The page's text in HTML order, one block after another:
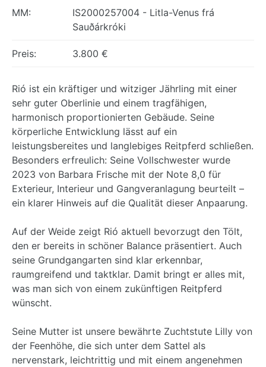
MM:
IS2000257004 - Litla-Venus frá
Sauðárkróki
Preis: 3.800 €
Rió ist ein kräftiger und witziger Jährling mit einer
sehr guter Oberlinie und einem tragfähigen,
harmonisch proportionierten Gebäude. Seine
körperliche Entwicklung lässt auf ein
leistungsbereites und langlebiges Reitpferd schließen.
Besonders erfreulich: Seine Vollschwester wurde
2023 von Barbara Frische mit der Note 8,0 für
Exterieur, Interieur und Gangveranlagung beurteilt –
ein klarer Hinweis auf die Qualität dieser Anpaarung.
Auf der Weide zeigt Rió aktuell bevorzugt den Tölt,
den er bereits in schöner Balance präsentiert. Auch
seine Grundgangarten sind klar erkennbar,
raumgreifend und taktklar. Damit bringt er alles mit,
was man sich von einem zukünftigen Reitpferd
wünscht.
Seine Mutter ist unsere bewährte Zuchtstute Lilly von
der Feenhöhe, die sich unter dem Sattel als
nervenstark, leichtrittig und mit einem angenehmen